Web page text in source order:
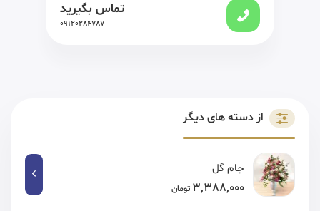
از دسته های دیگر
جام گل
3,388,000 تومان
تماس بگیرید
09120284787